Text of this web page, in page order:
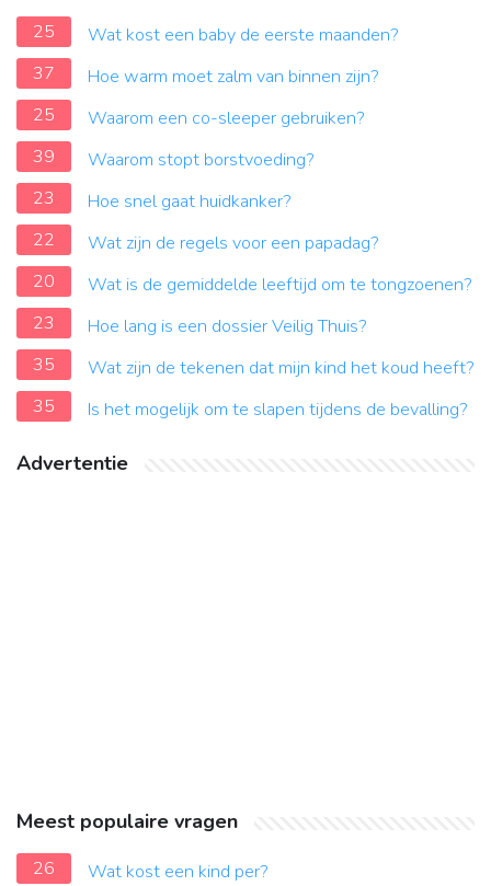
25
Wat kost een baby de eerste maanden?
37
Hoe warm moet zalm van binnen zijn?
25
Waarom een co-sleeper gebruiken?
39
Waarom stopt borstvoeding?
23
Hoe snel gaat huidkanker?
22
Wat zijn de regels voor een papadag?
20
Wat is de gemiddelde leeftijd om te tongzoenen?
23
Hoe lang is een dossier Veilig Thuis?
35
Wat zijn de tekenen dat mijn kind het koud heeft?
35
Is het mogelijk om te slapen tijdens de bevalling?
Advertentie
Meest populaire vragen
26
Wat kost een kind per?